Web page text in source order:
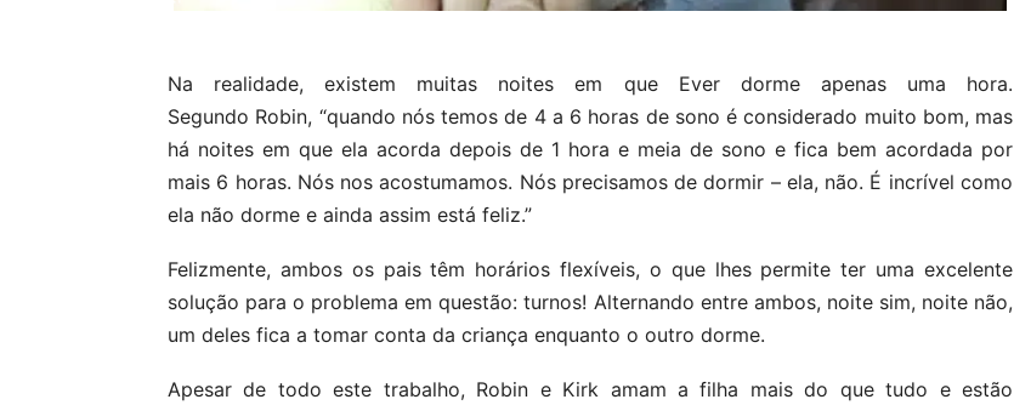
Na realidade, existem muitas noites em que Ever dorme apenas uma hora.
Segundo Robin, “quando nós temos de 4 a 6 horas de sono é considerado muito bom, mas
há noites em que ela acorda depois de 1 hora e meia de sono e fica bem acordada por
mais 6 horas. Nós nos acostumamos. Nós precisamos de dormir – ela, não. É incrível como
ela não dorme e ainda assim está feliz.”
Felizmente, ambos os pais têm horários flexíveis, o que lhes permite ter uma excelente
solução para o problema em questão: turnos! Alternando entre ambos, noite sim, noite não,
um deles fica a tomar conta da criança enquanto o outro dorme.
Apesar de todo este trabalho, Robin e Kirk amam a filha mais do que tudo e estão